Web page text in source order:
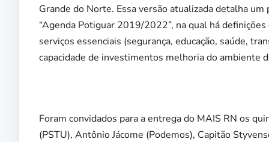
Grande do Norte. Essa versão atualizada detalha
“Agenda Potiguar 2019/2022”, na qual há
serviços essenciais (segurança, educação, saúde,
capacidade de investimentos melhoria do ambiente
Foram convidados para a entrega do MAIS RN os
(PSTU), Antônio Jácome (Podemos), Capitão